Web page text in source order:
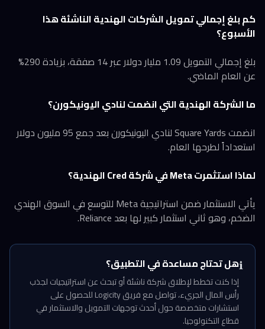
كم بلغ إجمالي تمويل الشركات الهندية الناشئة هذا
الأسبوع؟
بلغ إجمالي التمويل 1.09 مليار دولار عبر 14 صفقة، بزيادة 290%
عن العام الماضي.
ما الشركة الهندية التي انضمت لنادي اليونيكورن؟
انضمت Square Yards لنادي اليونيكورن بعد جمع 95 مليون دولار
استعداداً لطرحها العام.
لماذا استثمرت Meta في شركة Cred الهندية؟
يأتي الاستثمار ضمن استراتيجية Meta للتوسع في السوق الهندي
الضخم، وهو ثاني استثمار كبير لها بعد Reliance.
ℹ️هل تحتاج مساعدة في التطبيق؟
إذا كنت تخطط لإطلاق شركة ناشئة أو تبحث عن استراتيجيات لجذب
رأس المال الجريء، تواصل مع فريق Logicity للحصول على
استشارات متخصصة حول أحدث توجهات التمويل والاستثمار في
قطاع التكنولوجيا.